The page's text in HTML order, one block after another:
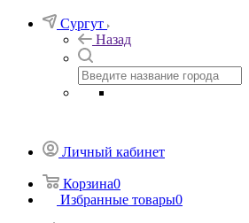
Сургут
Назад
Личный кабинет
Корзина0
Избранные товары0